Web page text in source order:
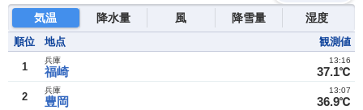
気温 降水量 風 降雪量 湿度
順位 地点 観測値
1 福崎
兵庫
37.1℃
13:16
2 豊岡
兵庫
36.9℃
13:07